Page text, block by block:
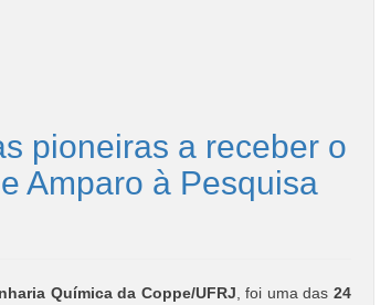
pioneiras a receber o
Amparo à Pesquisa
Química da Coppe/UFRJ , foi uma das24